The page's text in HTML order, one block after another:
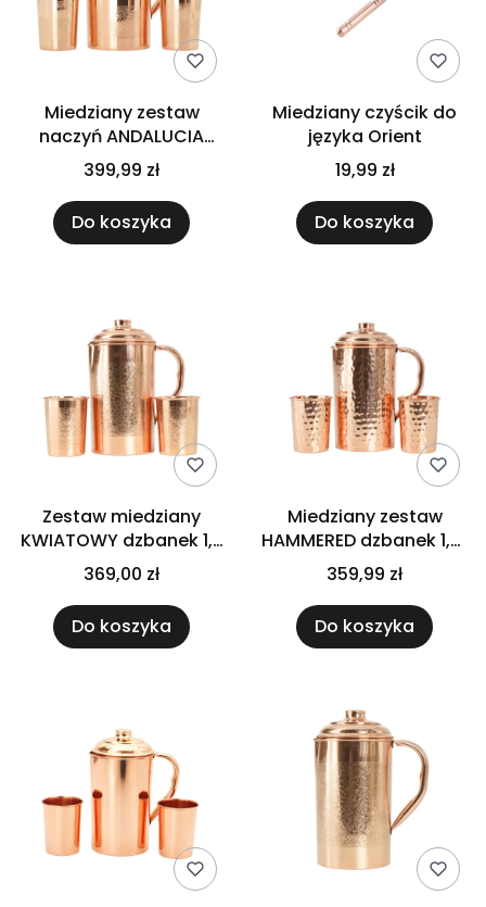
Miedziany zestaw
naczyń ANDALUCIA
Premium
399,99 zł
Do koszyka
Miedziany czyścik do
języka Orient
19,99 zł
Do koszyka
Zestaw miedziany
KWIATOWY dzbanek 1,5
369,00 zł
Do koszyka
Miedziany zestaw
HAMMERED dzbanek 1,5L
i 2 kubki 250 ml Gisane
359,99 zł
Do koszyka